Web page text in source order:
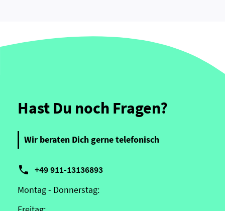
Hast Du noch Fragen?
Wir beraten Dich gerne telefonisch
 +49 911-13136893
Montag - Donnerstag: